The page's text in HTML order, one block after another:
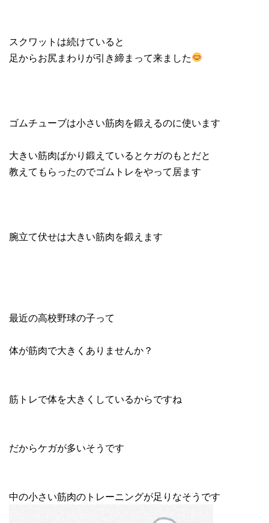
スクワットは続けていると
足からお尻まわりが引き締まって来ました
ゴムチューブは小さい筋肉を鍛えるのに使います
大きい筋肉ばかり鍛えているとケガのもとだと
教えてもらったのでゴムトレをやって居ます
腕立て伏せは大きい筋肉を鍛えます
最近の高校野球の子って
体が筋肉で大きくありませんか？
筋トレで体を大きくしているからですね
だからケガが多いそうです
中の小さい筋肉のトレーニングが足りなそうです